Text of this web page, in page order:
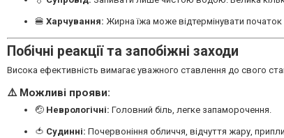
🍔 Харчування: Жирна їжа може відтермінувати
Побічні реакції та запобіжні заходи
Висока ефективність вимагає уважного ставлення до свого
⚠️ Можливі прояви:
🤕 Неврологічні: Головний біль, легке запаморочення.
🍅 Судинні: Почервоніння обличчя, відчуття жару,